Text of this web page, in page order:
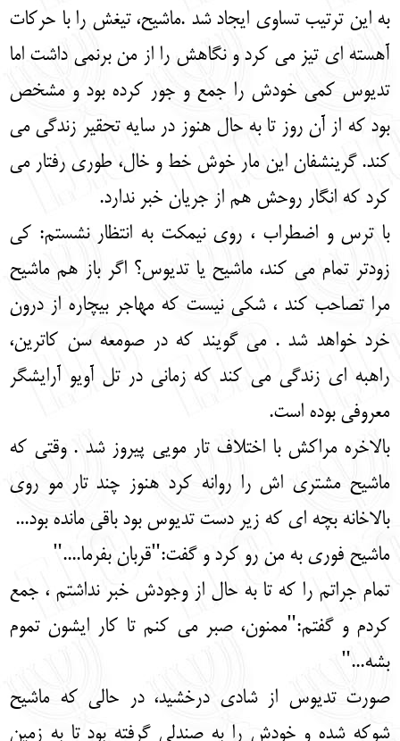
به این ترتیب تساوی ایجاد شد .ماشیح، تیغش را با حرکات
آهسته ای تیز می کرد و نگاهش را از من برنمی داشت اما
تدیوس کمی خودش را جمع و جور کرده بود و مشخص
بود که از آن روز تا به حال هنوز در سایه تحقیر زندگی می
کند. گرینشفان این مار خوش خط و خال، طوری رفتار می
کرد که انگار روحش هم از جریان خبر ندارد.
با ترس و اضطراب ، روی نیمکت به انتظار نشستم: کی
زودتر تمام می کند، ماشیح یا تدیوس؟ اگر باز هم ماشیح
مرا تصاحب کند ، شکی نیست که مهاجر بیچاره از درون
خرد خواهد شد . می گویند که در صومعه سن کاترین،
راهبه ای زندگی می کند که زمانی در تل آویو آرایشگر
معروفی بوده است.
بالاخره مراکش با اختلاف تار مویی پیروز شد . وقتی که
ماشیح مشتری اش را روانه کرد هنوز چند تار مو روی
بالاخانه بچه ای که زیر دست تدیوس بود باقی مانده بود...
ماشیح فوری به من رو کرد و گفت:"قربان بفرما...."
تمام جراتم را که تا به حال از وجودش خبر نداشتم ، جمع
کردم و گفتم:"ممنون، صبر می کنم تا کار ایشون تموم
بشه..."
صورت تدیوس از شادی درخشید، در حالی که ماشیح
شوکه شده و خودش را به صندلی گرفته بود تا به زمین